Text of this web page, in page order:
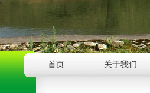
首页 关于我们